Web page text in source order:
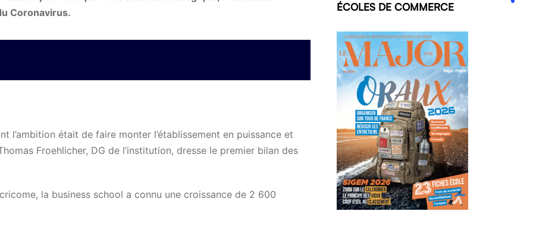
Coronavirus.
l’ambition était de faire monter l’établissement en puissance et
Froehlicher, DG de l’institution, dresse le premier bilan des
la business school a connu une croissance de 2 600
ÉCOLES DE COMMERCE